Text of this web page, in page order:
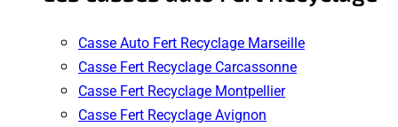
Casse Auto Fert Recyclage Marseille
Casse Fert Recyclage Carcassonne
Casse Fert Recyclage Montpellier
Casse Fert Recyclage Avignon